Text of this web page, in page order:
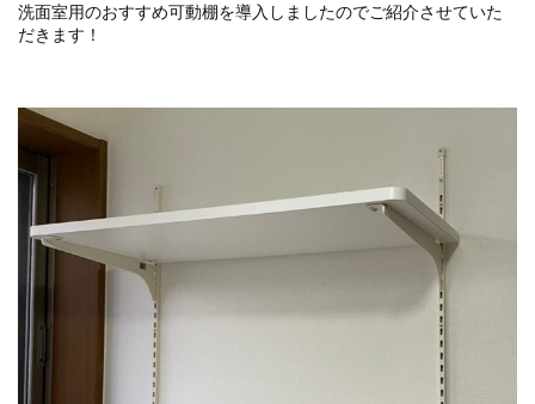
洗面室用のおすすめ可動棚を導入しましたのでご紹介させていた
だきます！